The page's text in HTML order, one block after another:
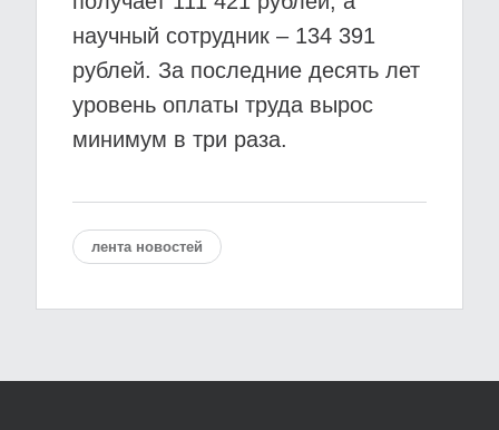
научный сотрудник – 134 391
рублей. За последние десять лет
уровень оплаты труда вырос
минимум в три раза.
лента новостей